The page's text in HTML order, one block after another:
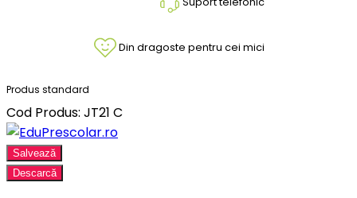
Din dragoste pentru cei mici
Produs standard
Cod Produs: JT21 C
Salvează
Descarcă